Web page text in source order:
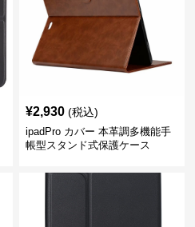
¥2,930 (税込)
ipadPro カバー 本革調多機能手
帳型スタンド式保護ケース